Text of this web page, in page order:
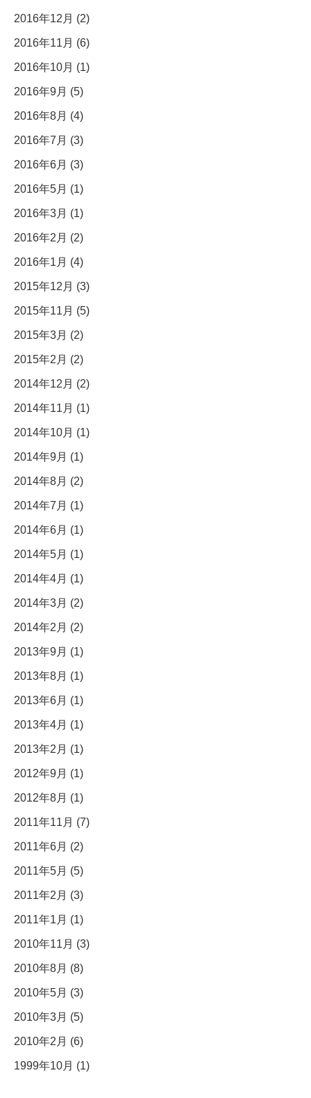
2016年12月 (2)
2016年11月 (6)
2016年10月 (1)
2016年9月 (5)
2016年8月 (4)
2016年7月 (3)
2016年6月 (3)
2016年5月 (1)
2016年3月 (1)
2016年2月 (2)
2016年1月 (4)
2015年12月 (3)
2015年11月 (5)
2015年3月 (2)
2015年2月 (2)
2014年12月 (2)
2014年11月 (1)
2014年10月 (1)
2014年9月 (1)
2014年8月 (2)
2014年7月 (1)
2014年6月 (1)
2014年5月 (1)
2014年4月 (1)
2014年3月 (2)
2014年2月 (2)
2013年9月 (1)
2013年8月 (1)
2013年6月 (1)
2013年4月 (1)
2013年2月 (1)
2012年9月 (1)
2012年8月 (1)
2011年11月 (7)
2011年6月 (2)
2011年5月 (5)
2011年2月 (3)
2011年1月 (1)
2010年11月 (3)
2010年8月 (8)
2010年5月 (3)
2010年3月 (5)
2010年2月 (6)
1999年10月 (1)